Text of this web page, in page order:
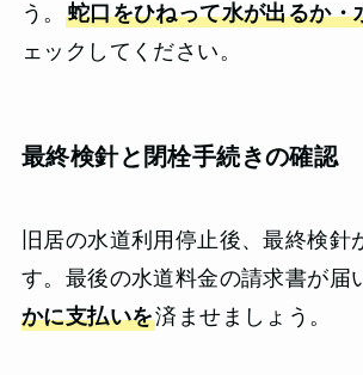
う。 蛇口をひねって水が出るか・
ェックしてください。
最終検針と閉栓手続きの確認
旧居の水道利用停止後、最終検針
す。最後の水道料金の請求書が届
かに支払いを済ませましょう。